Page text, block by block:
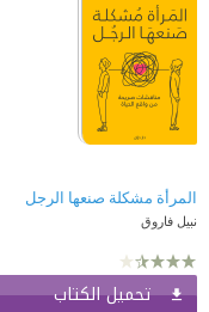
المرأة مشكلة صنعها الرجل
نبيل فاروق
تحميل الكتاب